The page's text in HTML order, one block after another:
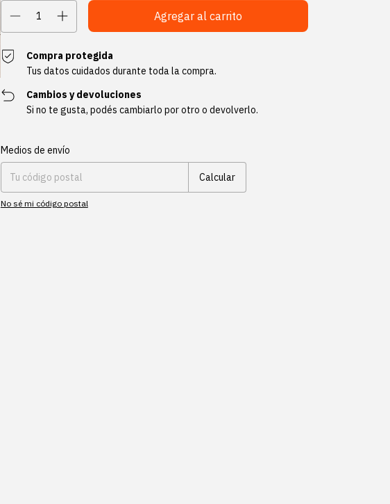
Compra protegida
Tus datos cuidados durante toda la compra.
Cambios y devoluciones
Si no te gusta, podés cambiarlo por otro o devolverlo.
Entregas para el CP:
Medios de envío
Calcular
No sé mi código postal